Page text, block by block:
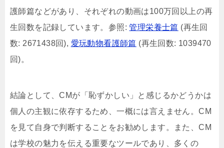
護師篇などがあり、それぞれの動画は100万回以上の再
生回数を記録しています。参照:管理栄養士篇 (再生回
数: 2671438回), 愛玩動物看護師篇 (再生回数: 1039470
回)。
結論として、CMが「恥ずかしい」と感じるかどうかは
個人の主観に依存するため、一概には言えません。CM
を見て自身で判断することをお勧めします。また、CM
は学校の魅力を伝える重要なツールであり、多くの